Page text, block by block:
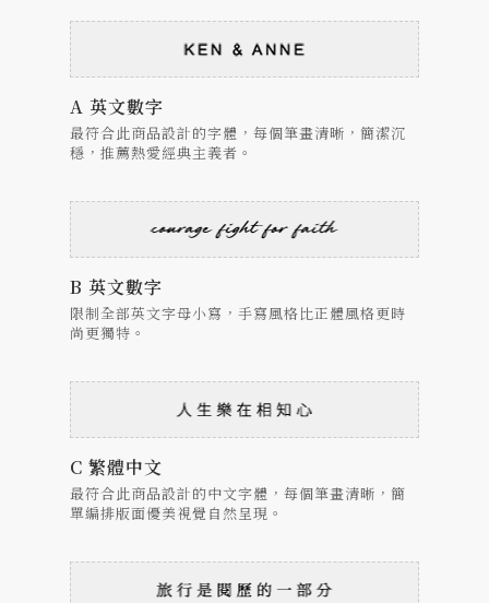
A 英文數字
最符合此商品設計的字體，每個筆畫清晰，簡潔沉
穩，推薦熱愛經典主義者。
B 英文數字
限制全部英文字母小寫，手寫風格比正體風格更時
尚更獨特。
C 繁體中文
最符合此商品設計的中文字體，每個筆畫清晰，簡
單編排版面優美視覺自然呈現。